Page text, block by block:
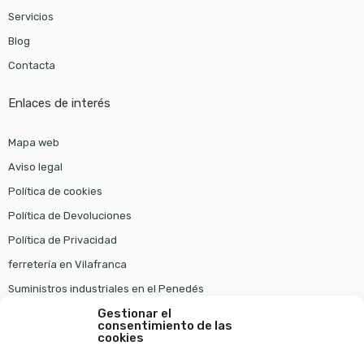
Gestionar el
consentimiento de las
cookies
Servicios
Blog
Contacta
Enlaces de interés
Mapa web
Aviso legal
Política de cookies
Política de Devoluciones
Política de Privacidad
ferretería en Vilafranca
Suministros industriales en el Penedés